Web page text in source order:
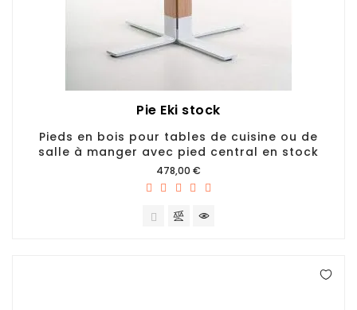
Pie Eki stock
Pieds en bois pour tables de cuisine ou de
salle à manger avec pied central en stock
Prix
478,00 €